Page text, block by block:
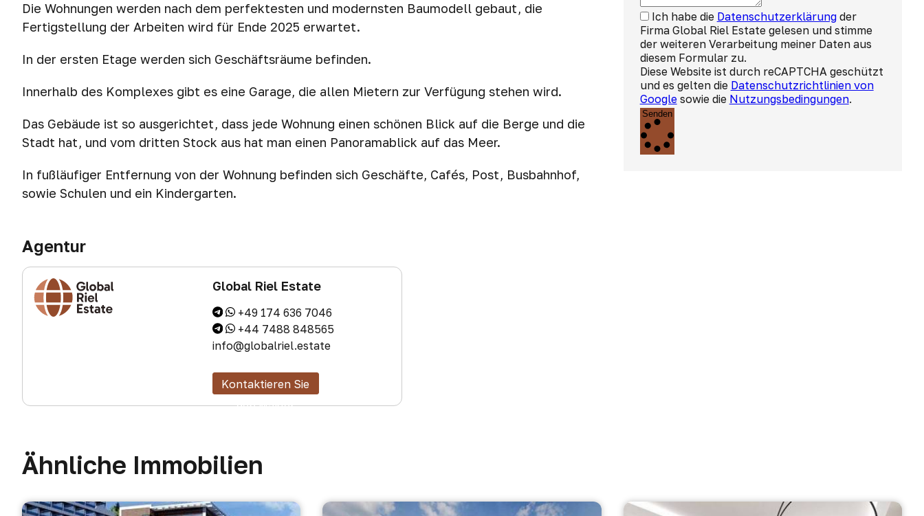
Die Wohnungen werden nach dem perfektesten und modernsten Baumodell gebaut, die
Fertigstellung der Arbeiten wird für Ende 2025 erwartet.
In der ersten Etage werden sich Geschäftsräume befinden.
Innerhalb des Komplexes gibt es eine Garage, die allen Mietern zur Verfügung stehen wird.
Das Gebäude ist so ausgerichtet, dass jede Wohnung einen schönen Blick auf die Berge und die
Stadt hat, und vom dritten Stock aus hat man einen Panoramablick auf das Meer.
In fußläufiger Entfernung von der Wohnung befinden sich Geschäfte, Cafés, Post, Busbahnhof,
sowie Schulen und ein Kindergarten.
Agentur
Global Riel Estate
+49 174 636 7046
+44 7488 848565
info@globalriel.estate
Kontaktieren Sie
den Makler
Ich habe die Datenschutzerklärungder
Firma Global Riel Estate gelesen und stimme
der weiteren Verarbeitung meiner Daten aus
diesem Formular zu.
Diese Website ist durch reCAPTCHA geschützt
und es gelten die Datenschutzrichtlinien von
Googlesowie die Nutzungsbedingungen.
Senden
Ähnliche Immobilien